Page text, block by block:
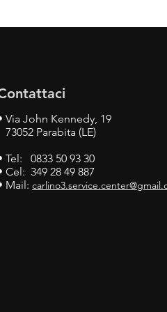
Via John Kennedy, 19
73052 Parabita (LE)
Tel: 0833 50 93 30
Cel: 349 28 49 887
Mail: